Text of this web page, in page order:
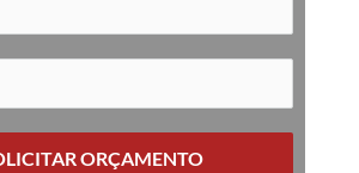
ORÇAMENTO